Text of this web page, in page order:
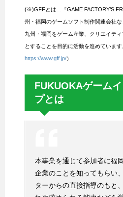
(※)GFFとは…『GAME FACTORY’S
州・福岡のゲームソフト制作関連会社な
九州・福岡をゲーム産業、クリエイテ
とすることを目的に活動を進めていま
https://www.gff.jp/）
FUKUOKAゲーム
プとは
本事業を通じて参加者に福
企業のことを知ってもらい
ターからの直接指導のもと